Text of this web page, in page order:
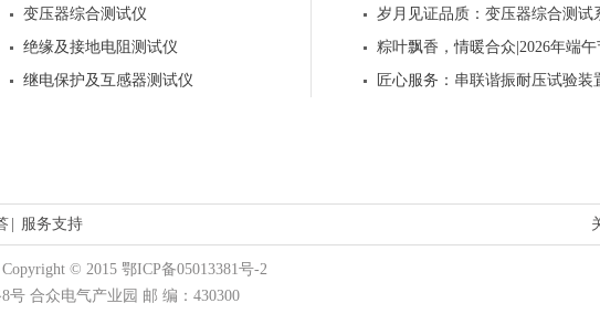
变压器综合测试仪
绝缘及接地电阻测试仪
继电保护及互感器测试仪
岁月见证品质：变压器综合测试
粽叶飘香，情暖合众|2026年端
匠心服务：串联谐振耐压试验装
服务支持
© 2015 鄂ICP备05013381号-2
合众电气产业园 邮 编：430300